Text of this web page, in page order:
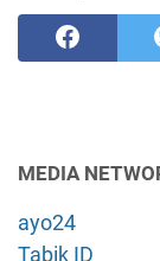
MEDIA
ayo24
Tabik ID